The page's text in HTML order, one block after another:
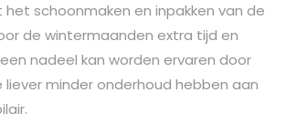
schoonmaken en inpakken van de
de wintermaanden extra tijd en
nadeel kan worden ervaren door
minder onderhoud hebben aan